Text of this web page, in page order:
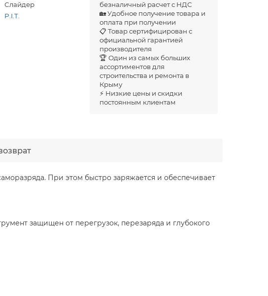
Слайдер
P.I.T.
безналичный расчет с НДС
🏡 Удобное получение товара и
оплата при получении
📋 Товар сертифицирован с
официальной гарантией
производителя
🏆 Один из самых больших
ассортиментов для
строительства и ремонта в
Крыму
⚡ Низкие цены и скидки
постоянным клиентам
При этом быстро заряжается и обеспечивает
защищен от перегрузок, перезаряда и глубокого